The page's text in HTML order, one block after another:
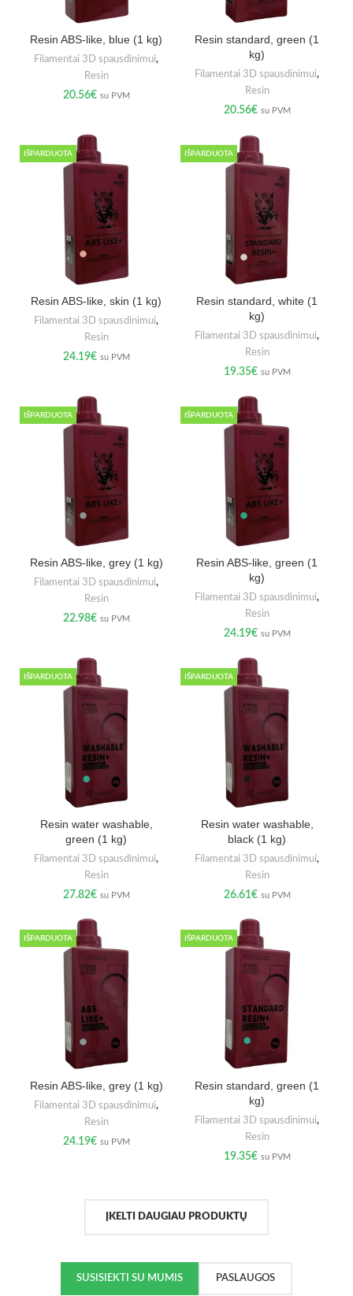
Resin ABS-like, blue (1 kg)
Filamentai 3D spausdinimui,
Resin
20.56€ su PVM
Resin standard, green (1
kg)
Filamentai 3D spausdinimui,
Resin
20.56€ su PVM
IŠPARDUOTA
Resin ABS-like, skin (1 kg)
Filamentai 3D spausdinimui,
Resin
24.19€ su PVM
IŠPARDUOTA
Resin standard, white (1
kg)
Filamentai 3D spausdinimui,
Resin
19.35€ su PVM
IŠPARDUOTA
Resin ABS-like, grey (1 kg)
Filamentai 3D spausdinimui,
Resin
22.98€ su PVM
IŠPARDUOTA
Resin ABS-like, green (1
kg)
Filamentai 3D spausdinimui,
Resin
24.19€ su PVM
IŠPARDUOTA
Resin water washable,
green (1 kg)
Filamentai 3D spausdinimui,
Resin
27.82€ su PVM
IŠPARDUOTA
Resin water washable,
black (1 kg)
Filamentai 3D spausdinimui,
Resin
26.61€ su PVM
IŠPARDUOTA
Resin ABS-like, grey (1 kg)
Filamentai 3D spausdinimui,
Resin
24.19€ su PVM
IŠPARDUOTA
Resin standard, green (1
kg)
Filamentai 3D spausdinimui,
Resin
19.35€ su PVM
ĮKELTI DAUGIAU PRODUKTŲ
SUSISIEKTI SU MUMIS PASLAUGOS